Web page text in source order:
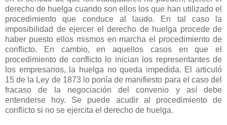
derecho de huelga cuando son ellos los que han utilizado el
procedimiento que conduce al laudo. En tal caso la
imposibilidad de ejercer el derecho de huelga procede de
haber puesto ellos mismos en marcha el procedimiento de
conflicto. En cambio, en aquellos casos en que el
procedimiento de conflicto lo inician los representantes de
los empresarios, la huelga no queda impedida. El articuló
15 de la Ley de 1873 lo ponía de manifiesto para el caso del
fracaso de la negociación del convenio y así debe
entenderse hoy. Se puede acudir al procedimiento de
conflicto si no se ejercita el derecho de huelga.